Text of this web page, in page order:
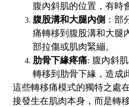
腹內斜肌的位置，有時
腹股溝和大腿內側 ：部
痛轉移到腹股溝和大腿
部拉傷或肌肉緊繃。
肋骨下緣疼痛: 腹內斜
轉移到肋骨下緣，造成
這些轉移痛模式的獨特之處
接發生在肌肉本身，而是轉